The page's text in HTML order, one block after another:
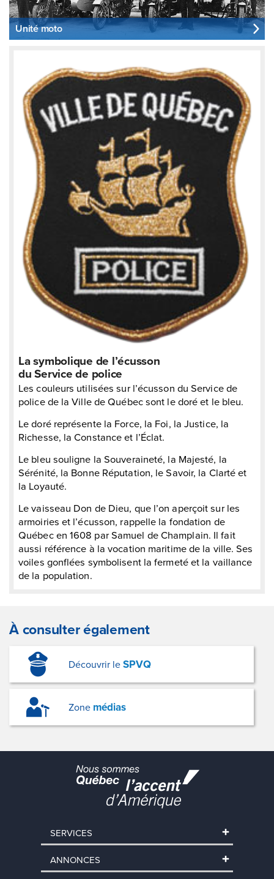
Unité moto
La symbolique de l’écusson
du Service de police
Les couleurs utilisées sur l’écusson du Service de
police de la Ville de Québec sont le doré et le bleu.
Le doré représente la Force, la Foi, la Justice, la
Richesse, la Constance et l’Éclat.
Le bleu souligne la Souveraineté, la Majesté, la
Sérénité, la Bonne Réputation, le Savoir, la Clarté et
la Loyauté.
Le vaisseau Don de Dieu, que l’on aperçoit sur les
armoiries et l’écusson, rappelle la fondation de
Québec en 1608 par Samuel de Champlain. Il fait
aussi référence à la vocation maritime de la ville. Ses
voiles gonflées symbolisent la fermeté et la vaillance
de la population.
À consulter également
Découvrir leSPVQ
Zone médias
SERVICES
ANNONCES